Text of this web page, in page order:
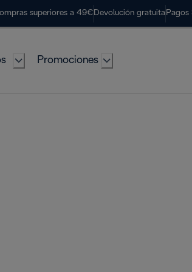
superiores a 49€ Devolución gratuita Pagos
Promociones